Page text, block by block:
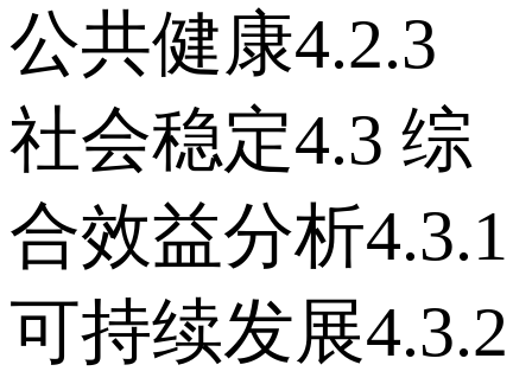
公共健康 4.2.3
社会稳定 4.3 综
合效益分析 4.3.1
可持续发展 4.3.2